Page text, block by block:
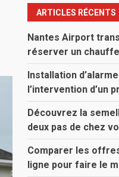
ARTICLES RÉCENTS
Nantes Airport
réserver un
Installation
l’intervention d’un
Découvrez la
deux pas de chez
Comparer les
ligne pour faire le